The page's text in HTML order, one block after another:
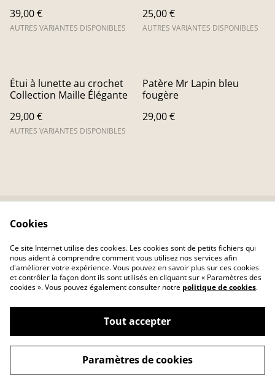
39,00 €
AUTRES VARIANTES DISPONIBLES
25,00 €
AUTRES VARIANTES DISPONIBLES
Étui à lunette au crochet
Collection Maille Élégante
29,00 €
AUTRES VARIANTES DISPONIBLES
Patère Mr Lapin bleu
fougère
29,00 €
Politique de
confidentialité
Politique des Cookies
©2026CHARLOTTEFIL
powered by
Cookies
Ce site Internet utilise des cookies. Les cookies sont de petits fichiers qui
nous aident à comprendre comment vous utilisez nos services afin
d'améliorer votre expérience. Vous pouvez en savoir plus sur ces cookies
et contrôler la façon dont ils sont utilisés en cliquant sur « Paramètres des
cookies ». Vous pouvez également consulter notre politique de cookies.
Tout accepter
Paramètres de cookies